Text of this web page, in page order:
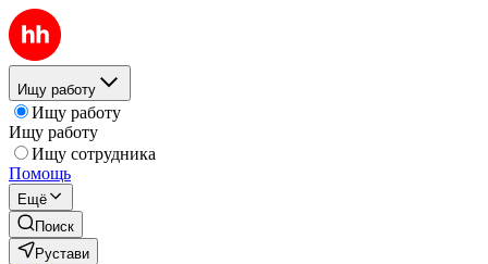
Ищу работу
Ищу работу
Ищу работу
Ищу сотрудника
Помощь
Ещё
Поиск
Рустави